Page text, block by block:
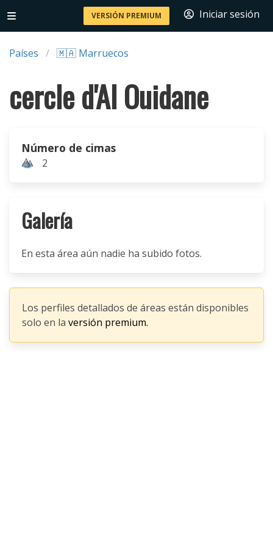
VERSIÓN PREMIUM Iniciar sesión
Países 🇲🇦 Marruecos
cercle d'Al Ouidane
Número de cimas
2
Galería
En esta área aún nadie ha subido fotos.
Los perfiles detallados de áreas están disponibles
solo en la versión premium.